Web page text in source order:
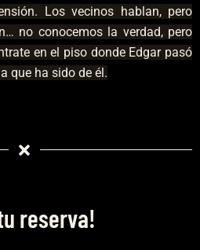
Los vecinos hablan, pero
no conocemos la verdad, pero
en el piso donde Edgar pasó
que ha sido de él.
reserva!